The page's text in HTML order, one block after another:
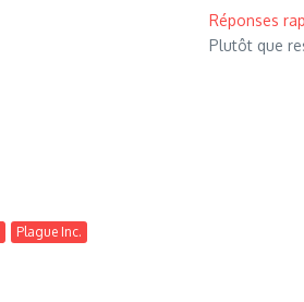
Réponses
Plutôt que
Plague Inc.